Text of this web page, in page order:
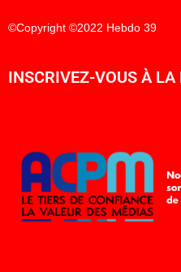
©Copyright ©2022 Hebdo 39
INSCRIVEZ-VOUS À LA